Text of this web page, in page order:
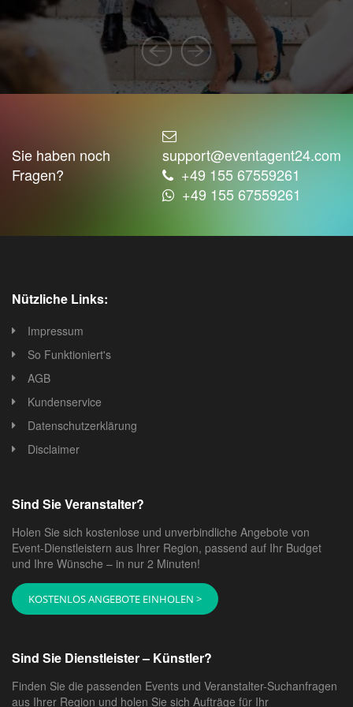
Die neuesten Kindergeburtstagsfeiern, Trends
zur Planung dieses besonderen Ereignisses
Eine umfangreiche Checkliste zum
Kindergeburtstag, die Ihnen als Leitfaden dient
Ideen und Themen für Geburtstagsfeiern
Organische Partyoptionen, einschließlich
Bevorzugungsideen, Essensauswahl ...
Kostenlose Geburtstagsfeier-Spiele
Kostenlose Bastelideen zum Geburtstag
Einladungen
Ihre kreativen, einzigartigen Ideen, die Tools
und die Spannung, die Sie benötigen, um
loszulegen.
Tipps zum Kindergeburtstag
Es macht Spaß, die Geburtstagsfeier eines Kindes zu
Planung Ihres Kindergeburtstages beginnen, wie Sie
das Kinderfest mit Ihren Kleinen organisieren möchten,
natürlich auch die Kindergeburtstagsdekoration
entsprechend schön gestaltet sein, damit letztendlich
alles eine schöne Mischung ergibt und Ihre Kinder und
Sie richtig Spaß haben. Hier sind einige Tipps
Kindergeburtstag als Themenparty feiern: Es ist
jetzt der letzte Schrei, die Geburtstagsfeier Ihres
bestimmtes Thema wie Piraten, eine Schatzsuche,
anbieten Die Kinder haben ein kleines Programm
Sie haben noch
Fragen?
support@eventagent24.com
+49 155 67559261
+49 155 67559261
Nützliche Links:
Impressum
So Funktioniert's
AGB
Kundenservice
Datenschutzerklärung
Disclaimer
Sind Sie Veranstalter?
Holen Sie sich kostenlose und unverbindliche Angebote von
Event-Dienstleistern aus Ihrer Region, passend auf Ihr Budget
und Ihre Wünsche – in nur 2 Minuten!
KOSTENLOS ANGEBOTE EINHOLEN >
Sind Sie Dienstleister – Künstler?
Finden Sie die passenden Events und Veranstalter-Suchanfragen
aus Ihrer Region und holen Sie sich Aufträge für Ihr